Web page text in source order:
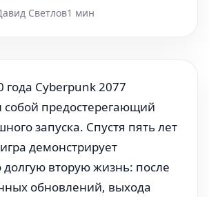
Светлов1 мин
года Cyberpunk 2077
собой предостерегающий
запуска. Спустя пять лет
демонстрирует
вторую жизнь: после
обновлений, выхода